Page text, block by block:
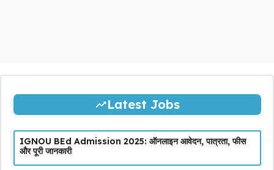
Latest Jobs
IGNOU BEd Admission 2025: ऑनलाइन आवेदन, पात्रता, फीस
और पूरी जानकारी